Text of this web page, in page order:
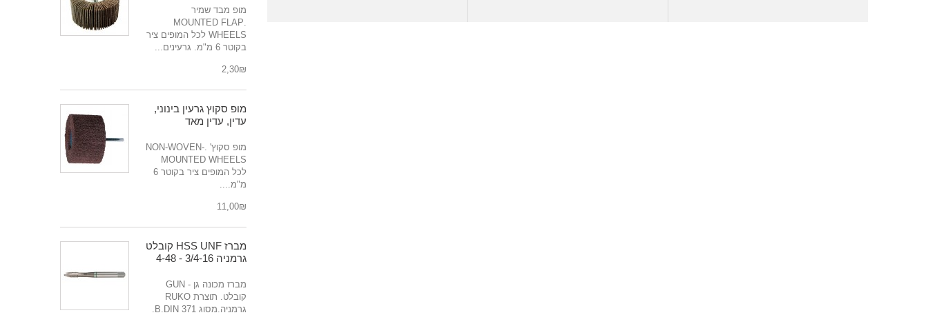
מופ מבד שמיר
.MOUNTED FLAP
WHEELS לכל המופים ציר
בקוטר 6 מ"מ. גרעינים...
₪‎2,30
מופ סקוץ גרעין בינוני,
עדין, עדין מאד
מופ סקוץ' .NON-WOVEN-
לכל המופים ציר בקוטר 6
מ"מ....
₪‎11,00
מברז HSS UNF קובלט
גרמניה 3/4-16 - 4-48
מברז מכונה גן - GUN
קובלט. תוצרת RUKO
גרמניה.מסוג B.DIN 371.